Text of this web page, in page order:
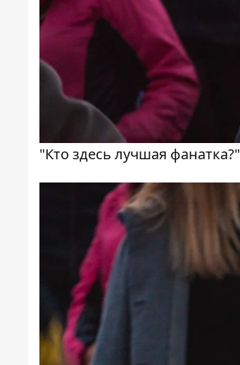
"Кто здесь лучшая фанатка?"